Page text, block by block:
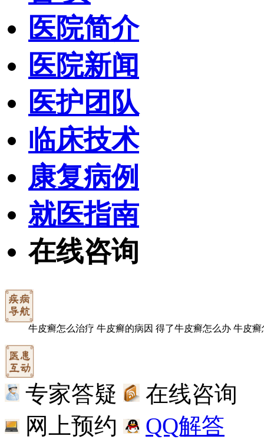
医院简介
医院新闻
医护团队
临床技术
康复病例
就医指南
在线咨询
牛皮癣怎么治疗 牛皮癣的病因 得了牛皮癣怎么办 牛皮癣
专家答疑
在线咨询
网上预约
QQ解答